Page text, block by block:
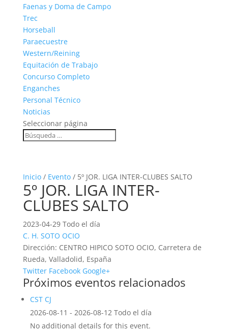
Faenas y Doma de Campo
Trec
Horseball
Paraecuestre
Western/Reining
Equitación de Trabajo
Concurso Completo
Enganches
Personal Técnico
Noticias
Seleccionar página
Inicio/ Evento/ 5º JOR. LIGA INTER-CLUBES SALTO
5º JOR. LIGA INTER-
CLUBES SALTO
2023-04-29 Todo el día
C. H. SOTO OCIO
Dirección: CENTRO HIPICO SOTO OCIO, Carretera de
Rueda, Valladolid, España
Twitter Facebook Google+
Próximos eventos relacionados
CST CJ
2026-08-11 - 2026-08-12 Todo el día
No additional details for this event.